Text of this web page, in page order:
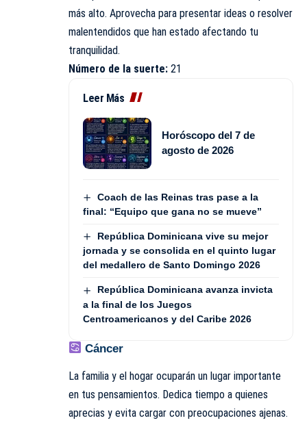
más alto. Aprovecha para presentar ideas o resolver
malentendidos que han estado afectando tu
tranquilidad.
Número de la suerte: 21
Leer Más
Horóscopo del 7 de
agosto de 2026
Coach de las Reinas tras pase a la
final: “Equipo que gana no se mueve”
República Dominicana vive su mejor
jornada y se consolida en el quinto lugar
del medallero de Santo Domingo 2026
República Dominicana avanza invicta
a la final de los Juegos
Centroamericanos y del Caribe 2026
Cáncer
La familia y el hogar ocuparán un lugar importante
en tus pensamientos. Dedica tiempo a quienes
aprecias y evita cargar con preocupaciones ajenas.